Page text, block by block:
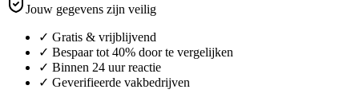
Jouw gegevens zijn veilig
✓ Gratis & vrijblijvend
✓ Bespaar tot 40% door te vergelijken
✓ Binnen 24 uur reactie
✓ Geverifieerde vakbedrijven